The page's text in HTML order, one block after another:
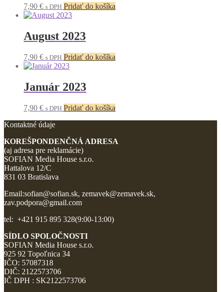
7,90 € s DPH Pridať do košíka
August 2023
7,90 € s DPH Pridať do košíka
Január 2023
7,90 € s DPH Pridať do košíka
Kontaktné údaje
KOREŠPONDENČNÁ ADRESA
(aj adresa pre reklamácie)
SOFIAN Media House s.r.o.
Hattalova 12/C
831 03 Bratislava
Email:sofian@sofian.sk, zemavek@zemavek.sk,
zav.podpora@gmail.com
tel: +421 915 895 328(9:00-13:00)
SÍDLO SPOLOČNOSTI
SOFIAN Media House s.r.o.
925 92 Topoľnica 34
IČO: 57087318
DIČ: 2122573706
IČ DPH : SK2122573706